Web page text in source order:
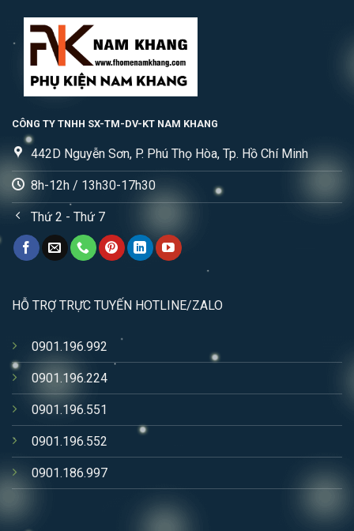
CÔNG TY TNHH SX-TM-DV-KT NAM KHANG
442D Nguyễn Sơn, P. Phú Thọ Hòa, Tp. Hồ Chí Minh
8h-12h / 13h30-17h30
Thứ 2 - Thứ 7
HỖ TRỢ TRỰC TUYẾN HOTLINE/ZALO
0901.196.992
0901.196.224
0901.196.551
0901.196.552
0901.186.997